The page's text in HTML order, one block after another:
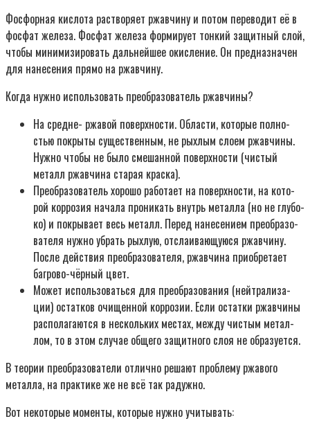
Фос­фор­ная кис­ло­та рас­тво­ря­ет ржав­чи­ну и потом пере­во­дит её в
фос­фат желе­за. Фос­фат желе­за фор­ми­ру­ет тон­кий защит­ный слой,
что­бы мини­ми­зи­ро­вать даль­ней­шее окис­ле­ние. Он пред­на­зна­чен
для нане­се­ния пря­мо на ржав­чи­ну.
Когда нуж­но исполь­зо­вать пре­об­ра­зо­ва­тель ржав­чи­ны?
На средне- ржа­вой поверх­но­сти. Обла­сти, кото­рые пол­но­
стью покры­ты суще­ствен­ным, не рых­лым сло­ем ржав­чи­ны.
Нуж­но что­бы не было сме­шан­ной поверх­но­сти (чистый
металл ржавчина старая крас­ка).
Пре­об­ра­зо­ва­тель хоро­шо рабо­та­ет на поверх­но­сти, на кото­
рой кор­ро­зия нача­ла про­ни­кать внутрь метал­ла (но не глу­бо­
ко) и покры­ва­ет весь металл. Перед нане­се­ни­ем пре­об­ра­зо­
ва­те­ля нуж­но убрать рых­лую, отсла­и­ва­ю­щу­ю­ся ржав­чи­ну.
После дей­ствия пре­об­ра­зо­ва­те­ля, ржав­чи­на при­об­ре­та­ет
баг­ро­во-чёр­ный цвет.
Может исполь­зо­вать­ся для пре­об­ра­зо­ва­ния (ней­тра­ли­за­
ции) остат­ков очи­щен­ной кор­ро­зии. Если остат­ки ржав­чи­ны
рас­по­ла­га­ют­ся в несколь­ких местах, меж­ду чистым метал­
лом, то в этом слу­чае обще­го защит­но­го слоя не обра­зу­ет­ся.
В тео­рии пре­об­ра­зо­ва­те­ли отлич­но реша­ют про­бле­му ржа­во­го
метал­ла, на прак­ти­ке же не всё так радуж­но.
Вот неко­то­рые момен­ты, кото­рые нуж­но учи­ты­вать: